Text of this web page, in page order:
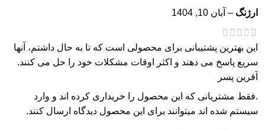
ارژنگ – آبان 10, 1404
این بهترین پشتیبانی برای محصولی است که تا به حال داشتم، آنها
سریع پاسخ می دهند و اکثر اوقات مشکلات خود را حل می کنند.
آفرین پسر
.فقط مشتریانی که این محصول را خریداری کرده اند و وارد
سیستم شده اند میتوانند برای این محصول دیدگاه ارسال کنند.